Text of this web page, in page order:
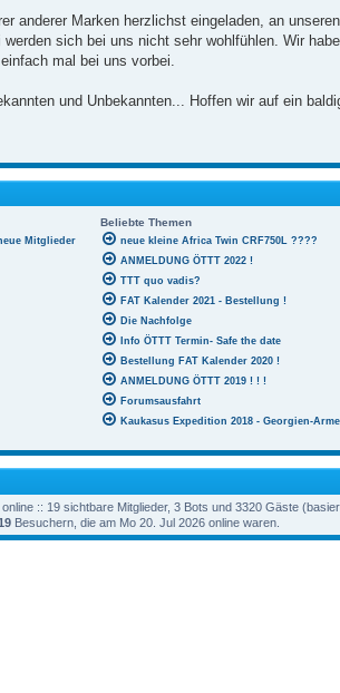
anderer Marken herzlichst eingeladen, an
werden sich bei uns nicht sehr wohlfühlen. Wir
mal bei uns vorbei.
und Unbekannten... Hoffen wir auf ein
Beliebte Themen
Mitglieder
neue kleine Africa Twin CRF750L ????
ANMELDUNG ÖTTT 2022 !
TTT quo vadis?
FAT Kalender 2021 - Bestellung !
Die Nachfolge
Info ÖTTT Termin- Safe the date
Bestellung FAT Kalender 2020 !
ANMELDUNG ÖTTT 2019 ! ! !
Forumsausfahrt
Kaukasus Expedition 2018 - Georgien-
:: 19 sichtbare Mitglieder, 3 Bots und 3320 Gäste
Besuchern, die am Mo 20. Jul 2026 online waren.